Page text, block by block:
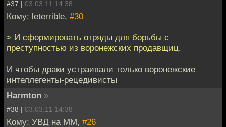
#37 | 03.03.11 14:38
Кому: leterrible, #30
> И сформировать отряды для борьбы с
преступностью из воронежских продавщиц.
И чтобы драки устраивали только воронежские
интеллегенты-рецедивисты
Harmton »
#38 | 03.03.11 14:38
Кому: УВД на ММ, #26